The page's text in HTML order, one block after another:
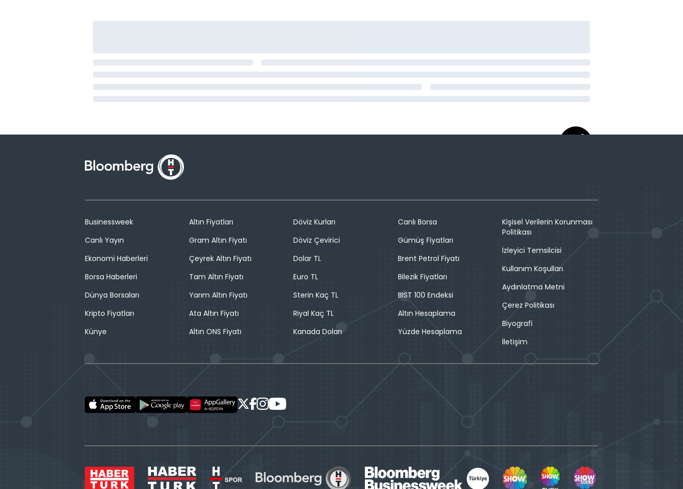
Businessweek
Canlı Yayın
Ekonomi Haberleri
Borsa Haberleri
Dünya Borsaları
Kripto Fiyatları
Künye
Altın Fiyatları
Gram Altın Fiyatı
Çeyrek Altın Fiyatı
Tam Altın Fiyatı
Yarım Altın Fiyatı
Ata Altın Fiyatı
Altın ONS Fiyatı
Döviz Kurları
Döviz Çevirici
Dolar TL
Euro TL
Sterin Kaç TL
Riyal Kaç TL
Kanada Doları
Canlı Borsa
Gümüş Fiyatları
Brent Petrol Fiyatı
Bilezik Fiyatları
BIST 100 Endeksi
Altın Hesaplama
Yüzde Hesaplama
Kişisel Verilerin Korunması
Politikası
İzleyici Temsilcisi
Kullanım Koşulları
Aydınlatma Metni
Çerez Politikası
Biyografi
İletişim